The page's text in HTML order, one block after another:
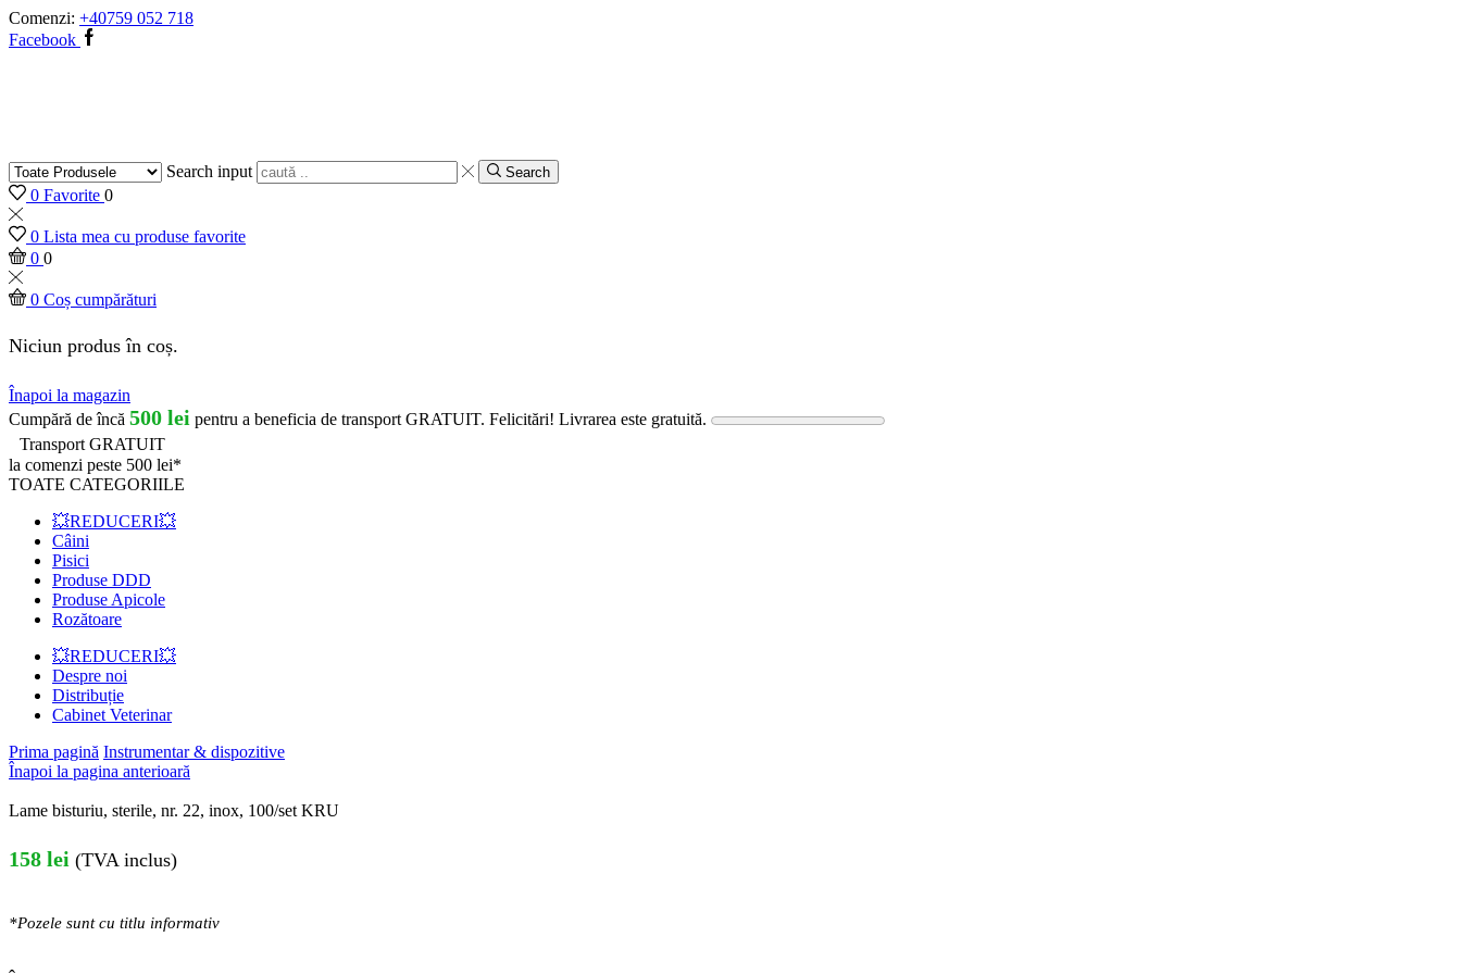
Comenzi: +40759 052 718
Facebook
Search input Search
0 Favorite 0
0 Lista mea cu produse favorite
0 0
0 Coș cumpărături
Niciun produs în coș.
Înapoi la magazin
Cumpără de încă 500 lei pentru a beneficia de transport GRATUIT. Felicitări! Livrarea este gratuită.
Transport GRATUIT
la comenzi peste 500 lei*
TOATE CATEGORIILE
💥REDUCERI💥
Câini
Pisici
Produse DDD
Produse Apicole
Rozătoare
💥REDUCERI💥
Despre noi
Distribuție
Cabinet Veterinar
Prima pagină Instrumentar & dispozitive
Înapoi la pagina anterioară
Lame bisturiu, sterile, nr. 22, inox, 100/set KRU
158 lei (TVA inclus)
*Pozele sunt cu titlu informativ